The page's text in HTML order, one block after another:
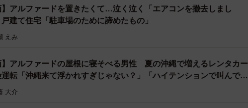
や「秒速で1億円稼ぐ男」として脚光を浴びていた与沢さんは、
近ではSNSで発信しているドバイでの優雅な生活ぶりなどが注目
バンコクから投稿。「アルファードのエグゼクティブラウンジとい
した」とのコメントとともに、複数のアングルから撮影した、ゴー
画像をアップしました。
】アルファードを置きたくて…泣く泣く「エアコンを撤去しまし
建て住宅「駐車場のために諦めたもの」
えみ
】アルファードの屋根に寝そべる男性 夏の沖縄で増えるレンタカー
転「沖縄来て浮かれすぎじゃない？」「ハイテンションで叫んで
大介